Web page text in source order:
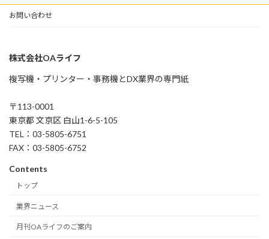
お問い合わせ
株式会社OAライフ
複写機・プリンター・事務機とDX業界の専門紙
〒113-0001
東京都 文京区 白山1-6-5-105
TEL：03-5805-6751
FAX：03-5805-6752
Contents
トップ
業界ニュース
月刊OAライフのご案内